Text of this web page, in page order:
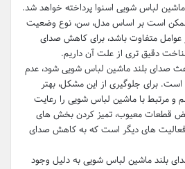
لباس شویی اسنوا پرداخته خواهد شد.
ممکن است بر اساس مدل، سن، نوع وضعیت
عوامل متفاوت باشد، برای کاهش صدای
دقیق تری از علت آن داریم.
صدای بلند ماشین لباس شویی شود، عدم
برای جلوگیری از این مشکل، بهتر
و مرتبط با ماشین لباس شویی را رعایت
قطعات معیوب، تمیز کردن بخش های
فعالیت های دیگر است که به کاهش صدای
بلند ماشین لباس شویی به دلیل وجود